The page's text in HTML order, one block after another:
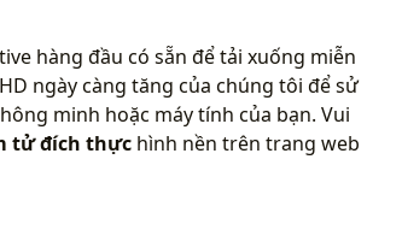
hàng đầu có sẵn để tải xuống miễn
ngày càng tăng của chúng tôi để sử
minh hoặc máy tính của bạn. Vui
tử đích thựchình nền trên trang web